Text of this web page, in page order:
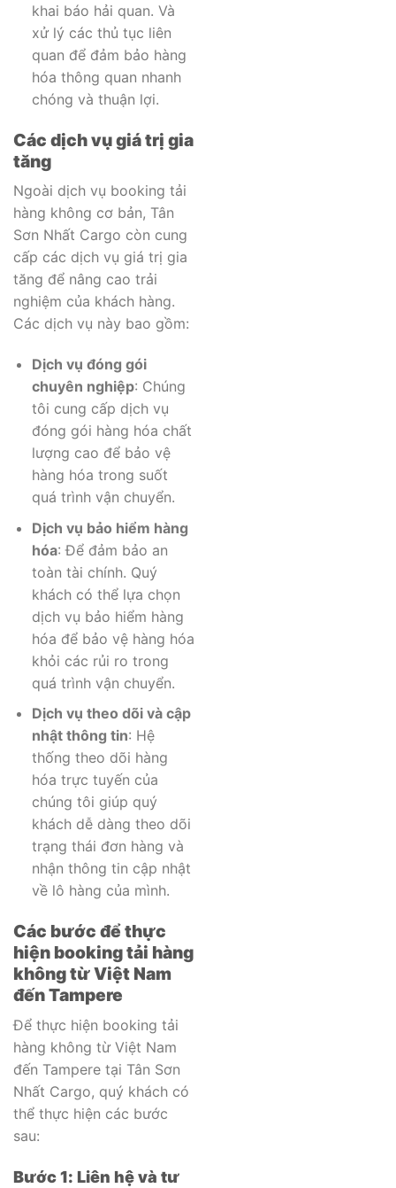
khai báo hải quan. Và
xử lý các thủ tục liên
quan để đảm bảo hàng
hóa thông quan nhanh
chóng và thuận lợi.
Các dịch vụ giá trị gia
tăng
Ngoài dịch vụ booking tải
hàng không cơ bản, Tân
Sơn Nhất Cargo còn cung
cấp các dịch vụ giá trị gia
tăng để nâng cao trải
nghiệm của khách hàng.
Các dịch vụ này bao gồm:
Dịch vụ đóng gói
chuyên nghiệp: Chúng
tôi cung cấp dịch vụ
đóng gói hàng hóa chất
lượng cao để bảo vệ
hàng hóa trong suốt
quá trình vận chuyển.
Dịch vụ bảo hiểm hàng
hóa: Để đảm bảo an
toàn tài chính. Quý
khách có thể lựa chọn
dịch vụ bảo hiểm hàng
hóa để bảo vệ hàng hóa
khỏi các rủi ro trong
quá trình vận chuyển.
Dịch vụ theo dõi và cập
nhật thông tin: Hệ
thống theo dõi hàng
hóa trực tuyến của
chúng tôi giúp quý
khách dễ dàng theo dõi
trạng thái đơn hàng và
nhận thông tin cập nhật
về lô hàng của mình.
Các bước để thực
hiện booking tải hàng
không từ Việt Nam
đến Tampere
Để thực hiện booking tải
hàng không từ Việt Nam
đến Tampere tại Tân Sơn
Nhất Cargo, quý khách có
thể thực hiện các bước
sau:
Bước 1: Liên hệ và tư